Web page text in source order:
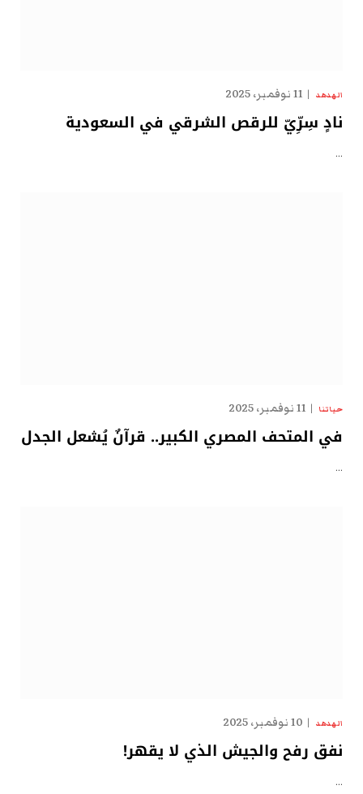
الهدهد 11 نوفمبر، 2025
نادٍ سِرِّيّ للرقص الشرقي في السعودية
…
حياتنا 11 نوفمبر، 2025
في المتحف المصري الكبير.. قرآنٌ يُشعل الجدل
…
الهدهد 10 نوفمبر، 2025
نفق رفح والجيش الذي لا يقهر!
…